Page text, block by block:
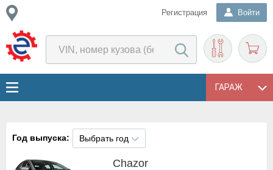
Регистрация Войти
ГАРАЖ
Год выпуска: Выбрать год
Chazor